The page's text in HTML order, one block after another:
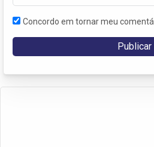
Concordo em tornar meu